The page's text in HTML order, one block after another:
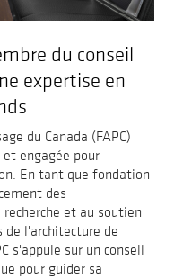
du conseil
expertise en
du Canada (FAPC)
et engagée pour
En tant que fondation
des
et au soutien
l'architecture de
s'appuie sur un conseil
pour guider sa